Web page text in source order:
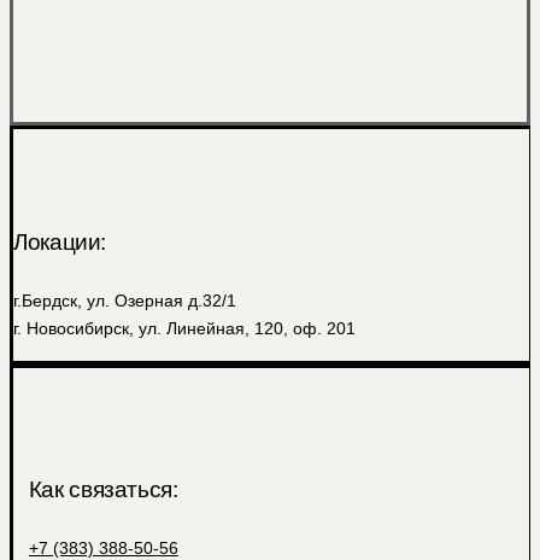
Локации:
г.Бердск, ул. Озерная д.32/1
г. Новосибирск, ул. Линейная, 120, оф. 201
Как связаться:
+7 (383) 388-50-56